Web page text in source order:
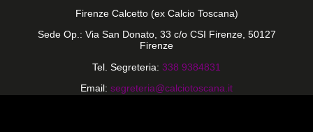
Firenze Calcetto (ex Calcio Toscana)
Sede Op.: Via San Donato, 33 c/o CSI Firenze, 50127
Firenze
Tel. Segreteria: 338 9384831
Email: segreteria@calciotoscana.it